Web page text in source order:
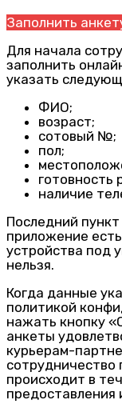
Заполнить
Для начала
заполнить
указать
ФИО;
возраст;
сотовый №;
пол;
готовность
наличие
Последний
приложение
устройства под
нельзя.
Когда данные
политикой
нажать кнопку
анкеты
курьерам-
сотрудничество
происходит в
предоставления